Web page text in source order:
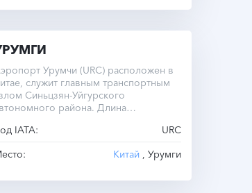
Урумчи (URC) расположен в
служит главным транспортным
Синьцзян-Уйгурского
района. Длина
составляет 3199 метров.
IATA:
URC
Китай , Урумги